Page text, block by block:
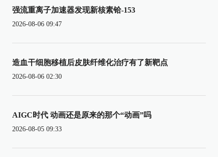
强流重离子加速器发现新核素铪-153
2026-08-06 09:47
造血干细胞移植后皮肤纤维化治疗有了新靶点
2026-08-06 02:30
AIGC时代 动画还是原来的那个“动画”吗
2026-08-05 09:33